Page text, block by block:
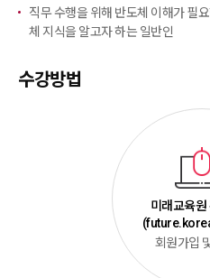
직무 수행을 위해 반도체 이해가 필
체 지식을 알고자 하는 일반인
수강방법
미래교육원
회원가입